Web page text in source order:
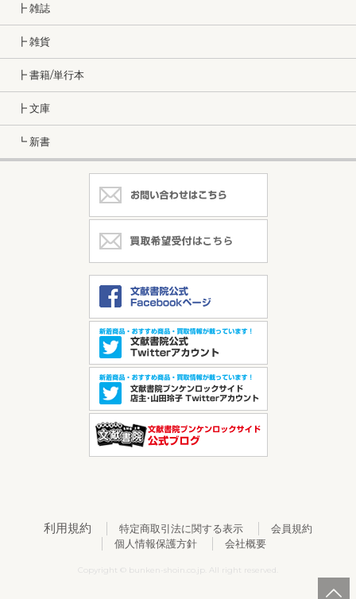
┣ 雑誌
┣ 雑貨
┣ 書籍/単行本
┣ 文庫
┗ 新書
利用規約 特定商取引法に関する表示
会員規約
個人情報保護方針
会社概要
Copyright © bunken-shoin.co.jp. All right reserved.